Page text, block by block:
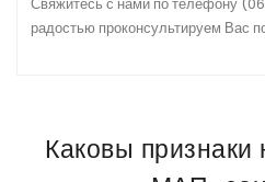
радостью проконсультируем Вас
Каковы признаки